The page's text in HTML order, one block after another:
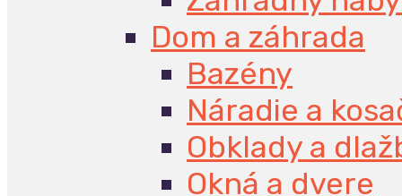
Dom a záhrada
Bazény
Náradie a
Obklady a
Okná a dvere